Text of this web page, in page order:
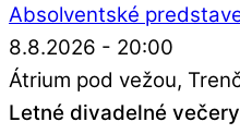
Absolventské
8.8.2026 - 20:00
Átrium pod vežou
Letné divadelné